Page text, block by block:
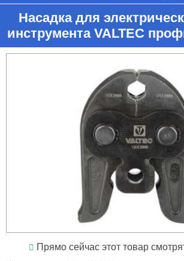
Насадка для
инструмента VALTEC
Прямо сейчас этот товар